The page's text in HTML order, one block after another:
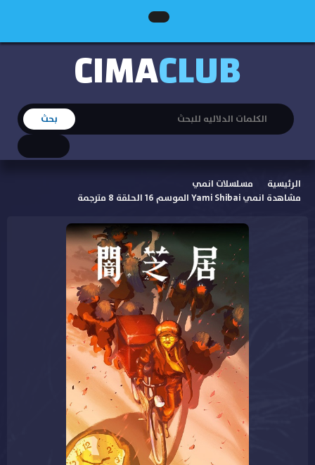
CIMACLUB
الرئيسية
مسلسلات انمي
مشاهدة انمي Yami Shibai الموسم 16 الحلقة 8 مترجمة